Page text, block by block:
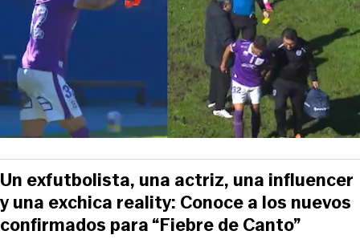
Un exfutbolista, una actriz, una influencer
y una exchica reality: Conoce a los nuevos
confirmados para “Fiebre de Canto”